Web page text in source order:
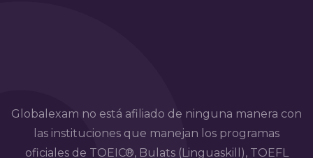
Globalexam no está afiliado de ninguna manera con
las instituciones que manejan los programas
oficiales de TOEIC®, Bulats (Linguaskill), TOEFL